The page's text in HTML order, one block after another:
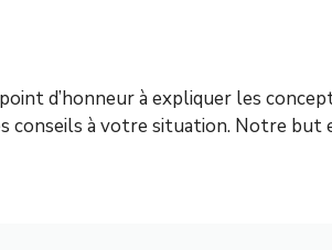
d’honneur à expliquer les
conseils à votre situation. Notre but